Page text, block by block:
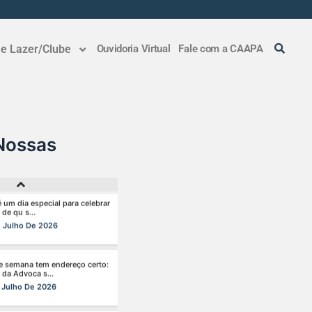
Lazer/Clube Ouvidoria Virtual Fale com a CAAPA
De 2026
um dia especial para celebrar
de qu s...
De 2026
semana tem endereço certo:
da Advoca s...
da mulher merece atenção